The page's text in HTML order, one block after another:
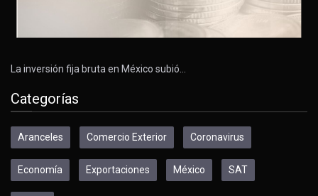
La inversión fija bruta en México subió…
Categorías
Aranceles Comercio Exterior Coronavirus
Economía Exportaciones México SAT